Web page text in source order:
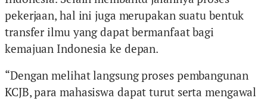
pekerjaan, hal ini juga merupakan suatu bentuk
transfer ilmu yang dapat bermanfaat bagi
kemajuan Indonesia ke depan.
“Dengan melihat langsung proses pembangunan
KCJB, para mahasiswa dapat turut serta mengawal